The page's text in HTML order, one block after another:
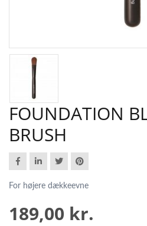
FOUNDATION
BRUSH
For højere dækkeevne
189,00 kr.